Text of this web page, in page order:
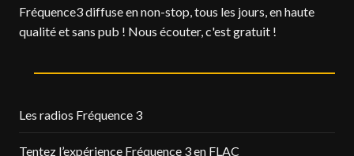
Fréquence3 diffuse en non-stop, tous les jours, en haute
qualité et sans pub ! Nous écouter, c'est gratuit !
Les radios Fréquence 3
Tentez l’expérience Fréquence 3 en FLAC